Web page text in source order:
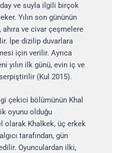
ve suyla ilgili birçok
Yılın son gününün
ahıra ve civar çeşmelere
İpe dizilip duvarlara
için verilir. Ayrıca
yılın ilk günü, evin iç ve
(Kul 2015).
çekici bölümünün Khal
oyunu olduğu
olarak Khalkek, üç erkek
tarafından, gün
Oyunculardan ilki,